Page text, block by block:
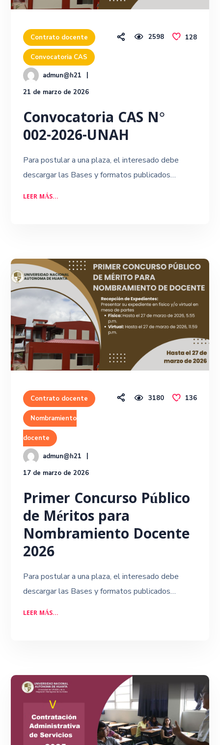
Contrato docente
Convocatoria CAS
admun@h21
21 de marzo de 2026
2598 128
Convocatoria CAS N°
002-2026-UNAH
Para postular a una plaza, el interesado debe
descargar las Bases y formatos publicados…
LEER MÁS...
Contrato docente
Nombramiento
docente
admun@h21
17 de marzo de 2026
3180 136
Primer Concurso Público
de Méritos para
Nombramiento Docente
2026
Para postular a una plaza, el interesado debe
descargar las Bases y formatos publicados…
LEER MÁS...